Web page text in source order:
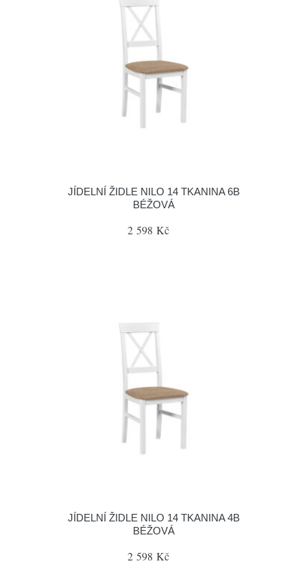
JÍDELNÍ ŽIDLE NILO 14 TKANINA 6B
BÉŽOVÁ
2 598 Kč
JÍDELNÍ ŽIDLE NILO 14 TKANINA 4B
BÉŽOVÁ
2 598 Kč